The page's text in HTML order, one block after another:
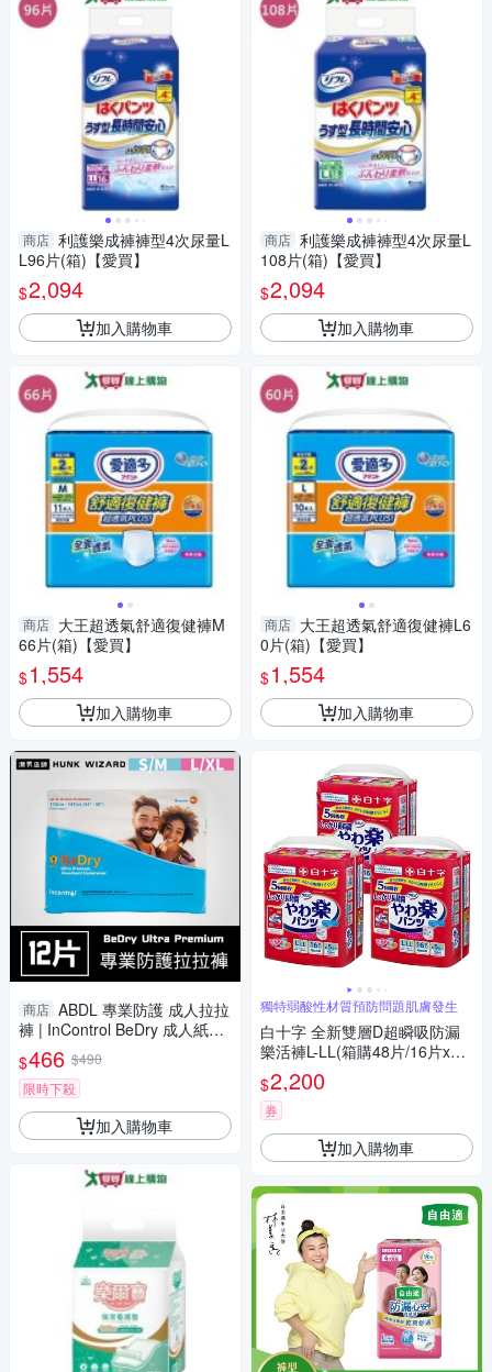
商店 利護樂成褲褲型4次尿量L
L96片(箱)【愛買】
$2,094
加入購物車
商店 大王超透氣舒適復健褲M
66片(箱)【愛買】
$1,554
加入購物車
商店 ABDL 專業防護 成人拉拉
褲 | InControl BeDry 成人紙尿
褲 成人尿布 紙尿布
$466 $490
限時下殺
加入購物車
商店 利護樂成褲褲型4次尿量L
108片(箱)【愛買】
$2,094
加入購物車
商店 大王超透氣舒適復健褲L6
0片(箱)【愛買】
$1,554
加入購物車
獨特弱酸性材質預防問題肌膚發生
白十字 全新雙層D超瞬吸防漏
樂活褲L-LL(箱購48片/16片x3
包-日本原裝進口)(腰圍80~125
cm)
$2,200
券
加入購物車